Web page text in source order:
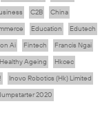
C2B
China
Education
Edutech
Ai Fintech
Francis Ngai
Healthy Ageing
Hkcec
Inovo Robotics (Hk) Limited
2020